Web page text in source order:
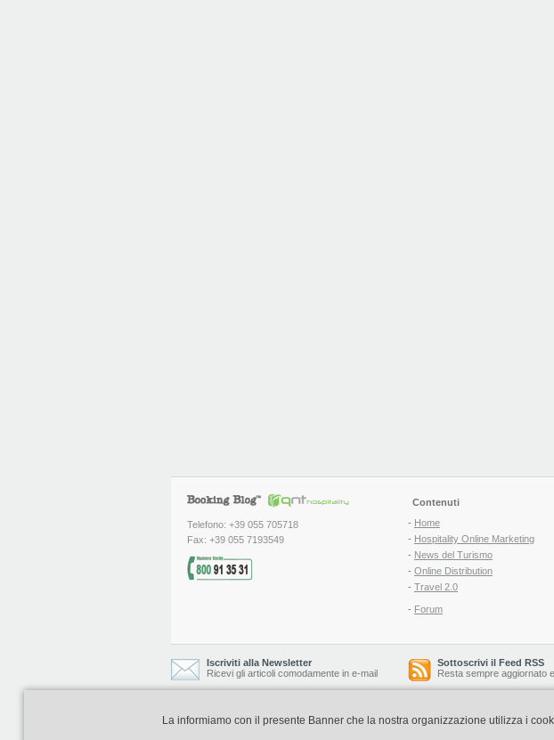
Telefono: +39 055 705718
Fax: +39 055 7193549
Contenuti
- Home
- Hospitality Online Marketing
- News del Turismo
- Online Distribution
- Travel 2.0
- Forum
Iscriviti alla Newsletter
Ricevi gli articoli comodamente in e-mail
Sottoscrivi il Feed RSS
Resta sempre aggiornato
Booking Blog è realizzato e curato da
La informiamo con il presente Banner che la nostra organizzazione utilizza i